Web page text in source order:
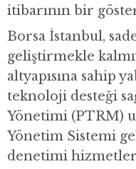
itibarının bir
Borsa İstanbul,
geliştirmekle
altyapısına sahip
teknoloji desteği
Yönetimi (PTRM)
Yönetim Sistemi
denetimi